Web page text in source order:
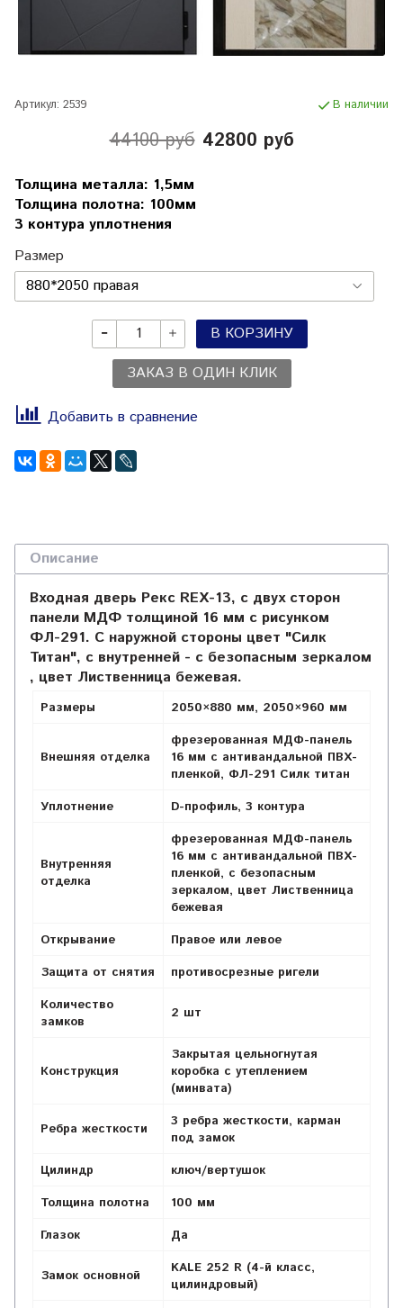
Артикул: 2539 В наличии
44100 руб 42800 руб
Толщина металла: 1,5мм
Толщина полотна: 100мм
3 контура уплотнения
Размер
В КОРЗИНУ
ЗАКАЗ В ОДИН КЛИК
Добавить в сравнение
Описание
Входная дверь Рекс REX-13, с двух сторон
панели МДФ толщиной 16 мм с рисунком
ФЛ-291. С наружной стороны цвет "Силк
Титан", с внутренней - с безопасным зеркалом
, цвет Лиственница бежевая.
Размеры 2050×880 мм, 2050×960 мм
Внешняя отделка
фрезерованная МДФ-панель
16 мм с антивандальной ПВХ-
пленкой, ФЛ-291 Силк титан
Уплотнение
D-профиль, 3 контура
Внутренняя
отделка
фрезерованная МДФ-панель
16 мм с антивандальной ПВХ-
пленкой, с безопасным
зеркалом, цвет Лиственница
бежевая
Открывание
Правое или левое
Защита от снятия
противосрезные ригели
Количество
замков
2 шт
Конструкция
Закрытая цельногнутая
коробка с утеплением
(минвата)
Ребра жесткости 3 ребра жесткости, карман
под замок
Цилиндр
ключ/вертушок
Толщина полотна
100 мм
Глазок
Да
Замок основной
KALE 252 R (4-й класс,
цилиндровый)